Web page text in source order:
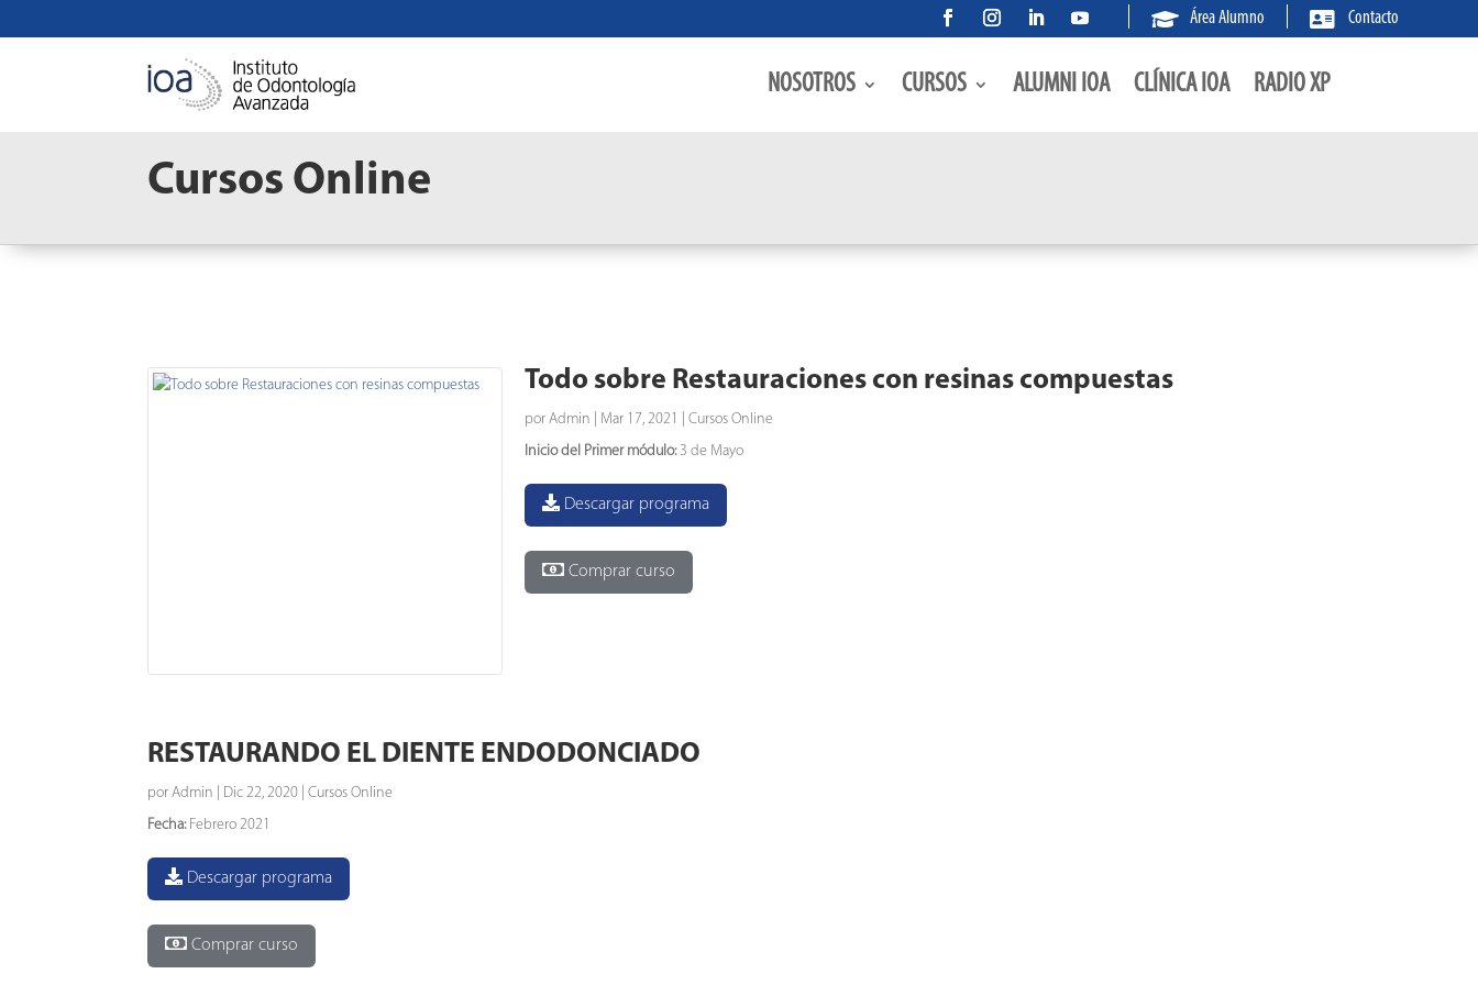
 Área Alumno  Contacto
NOSOTROS CURSOS ALUMNI IOA CLÍNICA IOA RADIO XP
Cursos Online
Todo sobre Restauraciones con resinas compuestas
por Admin Mar 17, 2021
Cursos Online
Inicio del Primer módulo: 3 de Mayo
Descargar programa
Comprar curso
RESTAURANDO EL DIENTE ENDODONCIADO
porAdmin Dic 22, 2020 |Cursos Online
Fecha: Febrero 2021
Descargar programa
Comprar curso